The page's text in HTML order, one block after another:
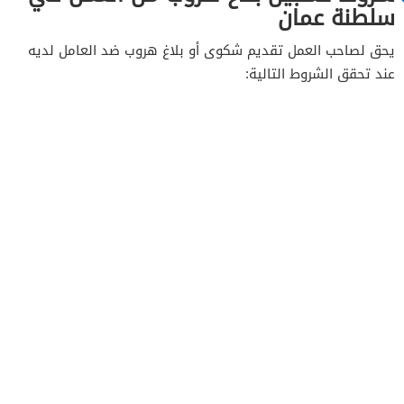
سلطنة عمان
يحق لصاحب العمل تقديم شكوى أو بلاغ هروب ضد العامل لديه
عند تحقق الشروط التالية: